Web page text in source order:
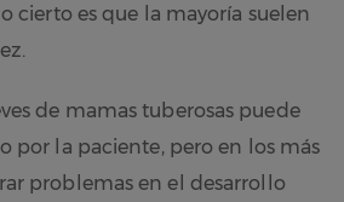
cierto es que la mayoría suelen
de mamas tuberosas puede
por la paciente, pero en los más
problemas en el desarrollo